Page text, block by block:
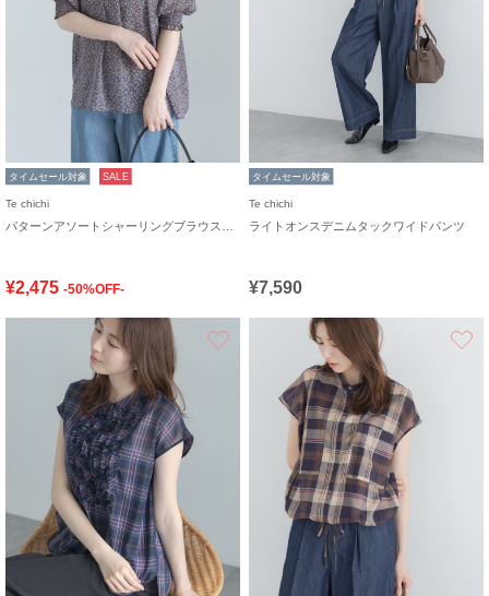
タイムセール対象 SALE
Te chichi
¥2,475 -50%OFF-
タイムセール対象
Te chichi
ライトオンスデニムタックワイドパンツ
¥7,590